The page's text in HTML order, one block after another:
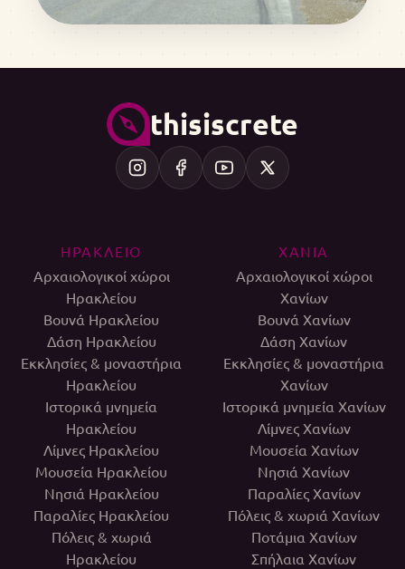
thisiscrete
ΗΡΑΚΛΕΙΟ
Αρχαιολογικοί χώροι
Ηρακλείου
Βουνά Ηρακλείου
Δάση Ηρακλείου
Εκκλησίες & μοναστήρια
Ηρακλείου
Ιστορικά μνημεία
Ηρακλείου
Λίμνες Ηρακλείου
Μουσεία Ηρακλείου
Νησιά Ηρακλείου
Παραλίες Ηρακλείου
Πόλεις & χωριά
Ηρακλείου
ΧΑΝΙΑ
Αρχαιολογικοί χώροι
Χανίων
Βουνά Χανίων
Δάση Χανίων
Εκκλησίες & μοναστήρια
Χανίων
Ιστορικά μνημεία Χανίων
Λίμνες Χανίων
Μουσεία Χανίων
Νησιά Χανίων
Παραλίες Χανίων
Πόλεις & χωριά Χανίων
Ποτάμια Χανίων
Σπήλαια Χανίων